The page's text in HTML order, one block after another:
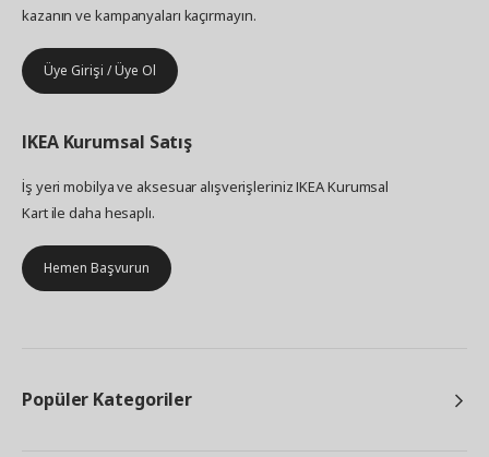
kazanın ve kampanyaları kaçırmayın.
Üye Girişi / Üye Ol
IKEA Kurumsal Satış
İş yeri mobilya ve aksesuar alışverişleriniz IKEA Kurumsal
Kart ile daha hesaplı.
Hemen Başvurun
Popüler Kategoriler